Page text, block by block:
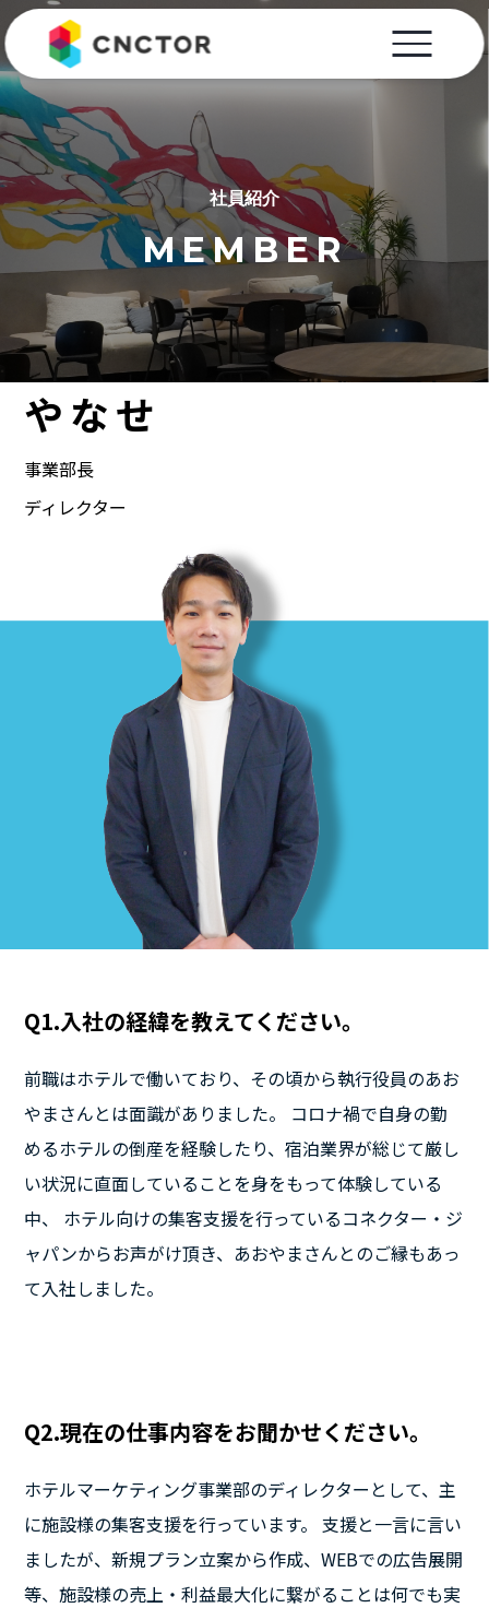
社員紹介
MEMBER
やなせ
事業部長
ディレクター
Q1.入社の経緯を教えてください。
前職はホテルで働いており、その頃から執行役員のあお
やまさんとは面識がありました。 コロナ禍で自身の勤
めるホテルの倒産を経験したり、宿泊業界が総じて厳し
い状況に直面していることを身をもって体験している
中、 ホテル向けの集客支援を行っているコネクター・ジ
ャパンからお声がけ頂き、あおやまさんとのご縁もあっ
て入社しました。
Q2.現在の仕事内容をお聞かせください。
ホテルマーケティング事業部のディレクターとして、主
に施設様の集客支援を行っています。 支援と一言に言い
ましたが、新規プラン立案から作成、WEBでの広告展開
等、施設様の売上・利益最大化に繋がることは何でも実